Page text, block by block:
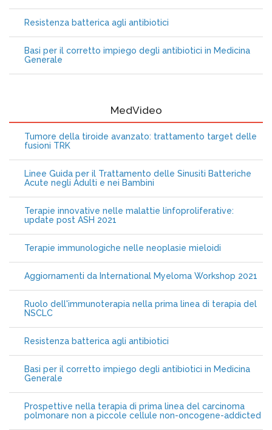
Resistenza batterica agli antibiotici
Basi per il corretto impiego degli antibiotici in Medicina
Generale
MedVideo
Tumore della tiroide avanzato: trattamento target delle
fusioni TRK
Linee Guida per il Trattamento delle Sinusiti Batteriche
Acute negli Adulti e nei Bambini
Terapie innovative nelle malattie linfoproliferative:
update post ASH 2021
Terapie immunologiche nelle neoplasie mieloidi
Aggiornamenti da International Myeloma Workshop 2021
Ruolo dell'immunoterapia nella prima linea di terapia del
NSCLC
Resistenza batterica agli antibiotici
Basi per il corretto impiego degli antibiotici in Medicina
Generale
Prospettive nella terapia di prima linea del carcinoma
polmonare non a piccole cellule non-oncogene-addicted